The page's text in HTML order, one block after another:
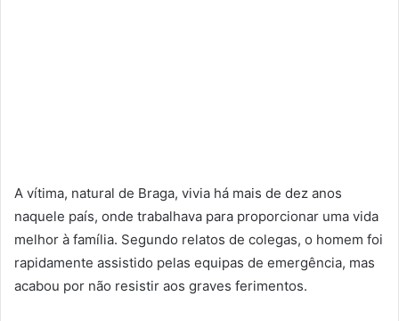
A vítima, natural de Braga, vivia há mais de dez anos
naquele país, onde trabalhava para proporcionar uma vida
melhor à família. Segundo relatos de colegas, o homem foi
rapidamente assistido pelas equipas de emergência, mas
acabou por não resistir aos graves ferimentos.